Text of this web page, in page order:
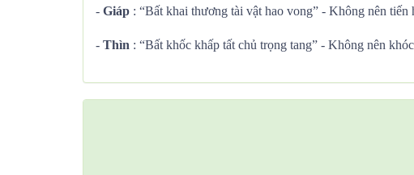
- Giáp : “Bất khai thương tài vật hao vong” - Không nên tiến
- Thìn : “Bất khốc khấp tất chủ trọng tang” - Không nên